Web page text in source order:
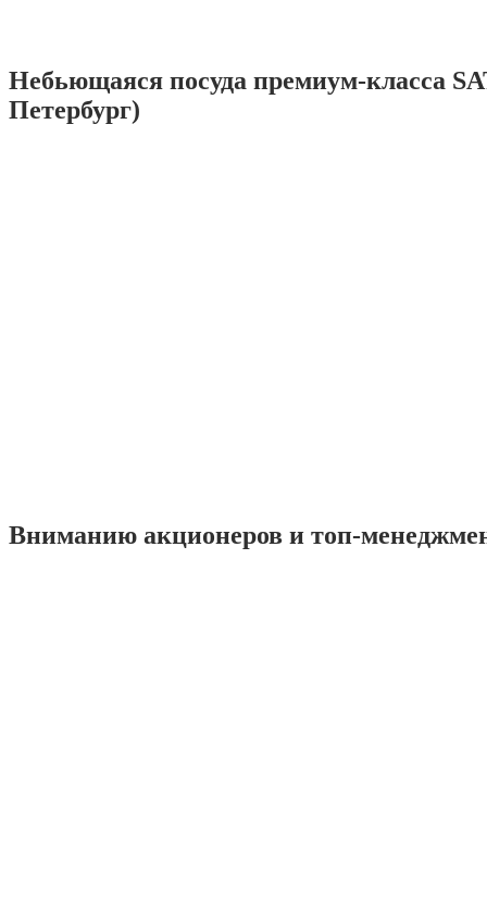
Небьющаяся посуда премиум-класса
Петербург)
Вниманию акционеров и топ-